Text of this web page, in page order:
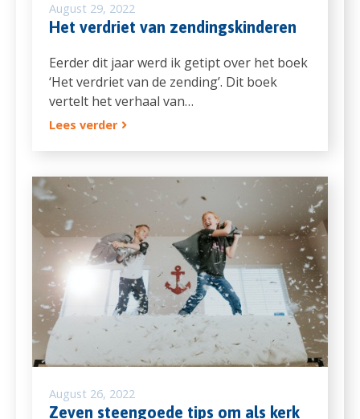
August 29, 2022
Het verdriet van zendingskinderen
Eerder dit jaar werd ik getipt over het boek
‘Het verdriet van de zending’. Dit boek
vertelt het verhaal van…
Lees verder
August 26, 2022
Zeven steengoede tips om als kerk